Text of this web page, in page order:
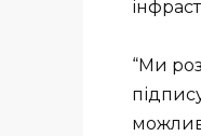
“Ми